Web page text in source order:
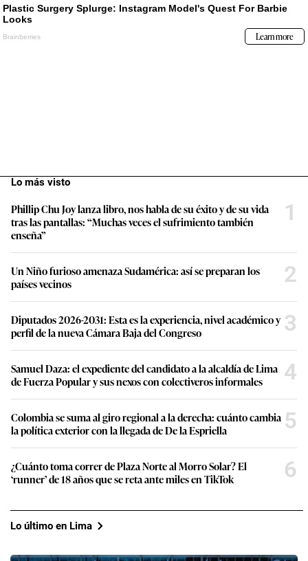
Lo más visto
Phillip Chu Joy lanza libro, nos habla de su éxito y de su vida
tras las pantallas: “Muchas veces el sufrimiento también
enseña”
1
Un Niño furioso amenaza Sudamérica: así se preparan los
países vecinos
2
Diputados 2026-2031: Esta es la experiencia, nivel académico y
perfil de la nueva Cámara Baja del Congreso
3
Samuel Daza: el expediente del candidato a la alcaldía de Lima
de Fuerza Popular y sus nexos con colectiveros informales
4
Colombia se suma al giro regional a la derecha: cuánto cambia
la política exterior con la llegada de De la Espriella
5
¿Cuánto toma correr de Plaza Norte al Morro Solar? El
‘runner’ de 18 años que se reta ante miles en TikTok
6
Lo último en Lima